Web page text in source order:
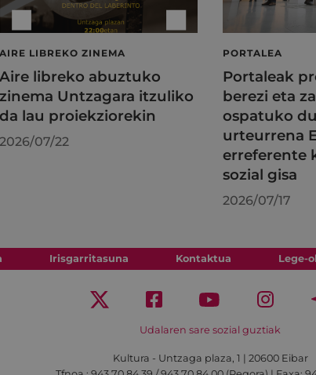
AIRE LIBREKO ZINEMA
Aire libreko abuztuko
zinema Untzagara itzuliko
da lau proiekziorekin
2026/07/22
PORTALEA
Portaleak
berezi eta
ospatuko
urteurrena
erreferente
sozial gisa
2026/07/17
Irisgarritasuna Kontaktua Lege-
Udalaren sare sozial guztiak
Kultura - Untzaga plaza, 1 | 20600 Eibar